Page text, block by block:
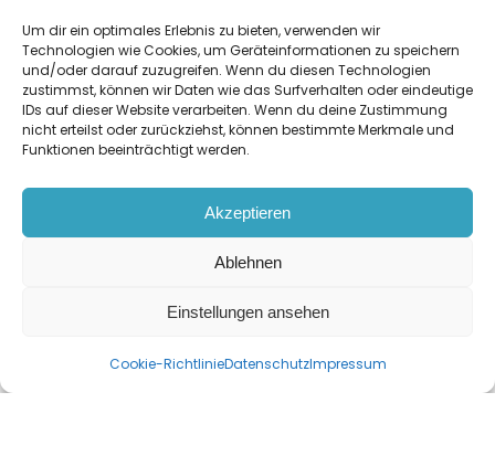
Um dir ein optimales Erlebnis zu bieten, verwenden wir
Technologien wie Cookies, um Geräteinformationen zu speichern
und/oder darauf zuzugreifen. Wenn du diesen Technologien
zustimmst, können wir Daten wie das Surfverhalten oder eindeutige
IDs auf dieser Website verarbeiten. Wenn du deine Zustimmung
nicht erteilst oder zurückziehst, können bestimmte Merkmale und
Funktionen beeinträchtigt werden.
Akzeptieren
Ablehnen
Einstellungen ansehen
Cookie-RichtlinieDatenschutzImpressum
Der Erhaltungszustand der Bausubstanz
spielt ebenfalls eine große Rolle. Auch
kommt hier im Sachwertverfahren eine
Abschreibung aufgrund des Alters mit in
die Berechnung.
Größe:Die Größe einer Immobilie
bestimmt den verfügbaren Wohnraum.
Die Anzahl der Zimmer und deren Größe
sowie die Verfügbarkeit von Terrassen
Ein großes Grundstück kann den Wert
einer Immobilie ebenfalls erheblich